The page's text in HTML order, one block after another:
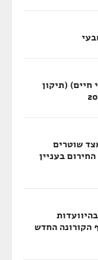
חיים) (תיקון
שוטרים
בעניין
הקורונה החדש